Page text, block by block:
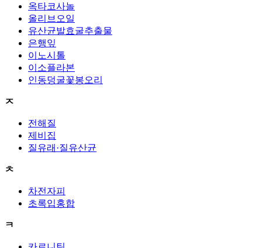
옥타코사놀
올리브오일
유산균발효굴추출물
은행잎
이노시톨
이소플라본
인동덩굴꽃봉오리
ㅈ
전해질
제비집
질유래·질유산균
ㅊ
차전자피
초록입홍합
ㅋ